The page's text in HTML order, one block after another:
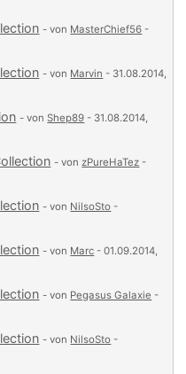
- von MasterChief56 -
- von Marvin - 31.08.2014,
- vonShep89 - 31.08.2014,
- vonzPureHaTez -
- von NilsoSto -
- von Marc - 01.09.2014,
- von Pegasus Galaxie -
- von NilsoSto -